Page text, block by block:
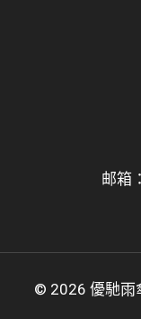
邮箱：
© 2026 優馳雨